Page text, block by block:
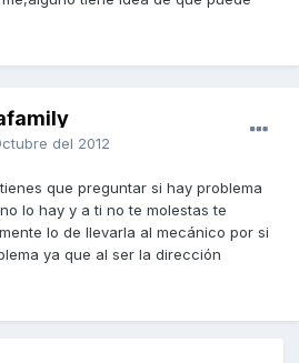
del 2012
que preguntar si hay problema
lo hay y a ti no te molestas te
lo de llevarla al mecánico por si
ya que al ser la dirección